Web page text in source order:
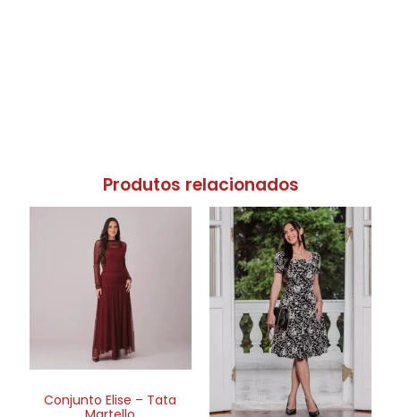
Produtos relacionados
Conjunto Elise – Tata